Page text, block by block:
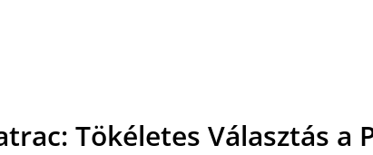
Tökéletes Választás a